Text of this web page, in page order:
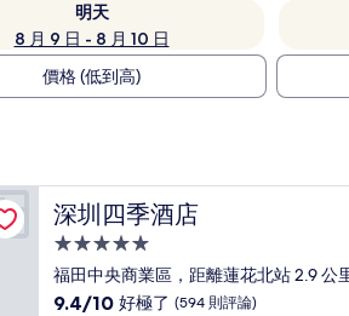
明天
8 月 9 日 - 8 月 10 日
價格 (低到高)
深圳四季酒店
深圳四季酒店
5.0
星
級
福田中央商業區，距離蓮花北站 2.9 公
9.4
9.4/10 好極了 (594 則評論)